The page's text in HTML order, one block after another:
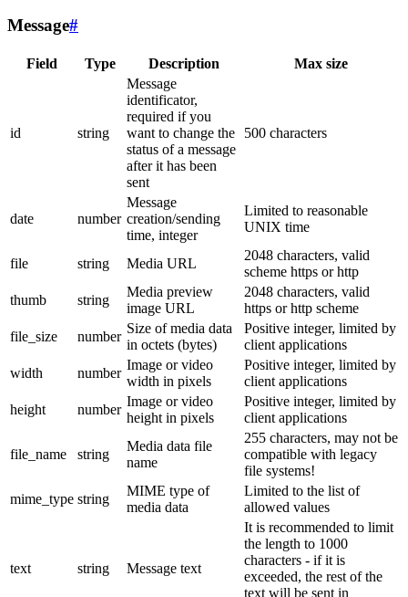
Message#
Field Type Description Max size
id string
Message
identificator,
required if you
want to change the
status of a message
after it has been
sent
500 characters
date number
Message
creation/sending
time, integer
Limited to reasonable
UNIX time
file string Media URL
2048 characters, valid
scheme https or http
thumb
string
Media preview
image URL
2048 characters, valid
https or http scheme
file_size
number
Size of media data
in octets (bytes)
Positive integer, limited by
client applications
width
number
Image or video
width in pixels
Positive integer, limited by
client applications
height
number
Image or video
height in pixels
Positive integer, limited by
client applications
file_name string
Media data file
name
255 characters, may not be
compatible with legacy
file systems!
mime_type string
MIME type of
media data
Limited to the list of
allowed values
text string Message text
It is recommended to limit
the length to 1000
characters - if it is
exceeded, the rest of the
text will be sent in